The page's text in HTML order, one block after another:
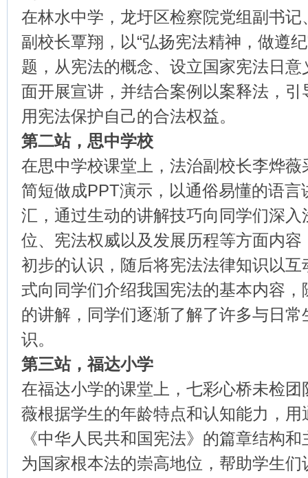
在林水中学，龙圩区检察院党组副书
副校长覃翔，以“弘扬宪法精神，做遵
题，从宪法的概念、设立国家宪法日
面开展宣讲，并结合案例以案释法，
用宪法保护自己的合法权益。
第二站，思中学校
在思中学校课堂上，法治副校长李烨
简短做成PPT演示，以通俗易懂的语
汇，通过生动的讲解技巧向同学们深
位、宪法权威以及发展历程等方面内
初步的认识，随后将宪法法律知识以
式向同学们介绍我国宪法的基本内容
的讲解，同学们逐渐了解了许多与日
识。
第三站，福达小学
在福达小学的课堂上，七彩心桥未检
薇根据学生的年龄特点和认知能力，
《中华人民共和国宪法》的篇章结构
为国家根本法的崇高地位，帮助学生